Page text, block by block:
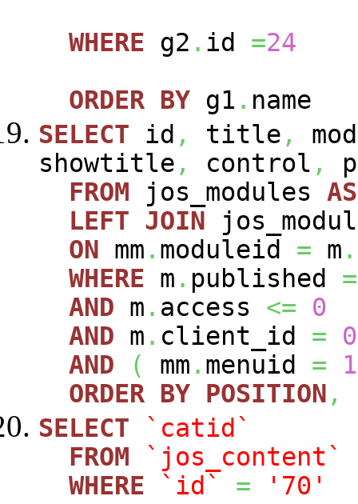
WHERE g2 . id =24
ORDER BY g1 . name
SELECT id , title ,
showtitle , control ,
FROM jos_modules AS
LEFT JOIN
ON mm . moduleid = m .
WHERE m . published =
AND m . access <=
0
AND m . client_id =
0
AND
( mm . menuid =
ORDER BY POSITION ,
SELECT
`catid`
FROM
`jos_content`
WHERE
`id` =
'70'